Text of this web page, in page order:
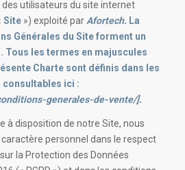
utilisateurs du site internet
Site ») exploité par Afortech. La
Générales du Site forment un
Tous les termes en majuscules
Charte sont définis dans les
consultables ici :
generales-de-vente/].
à disposition de notre Site, nous
personnel dans le respect
la Protection des Données